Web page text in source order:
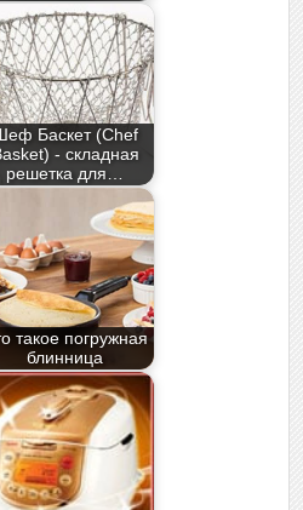
Баскет (Chef
- складная
решетка для…
такое погружная
блинница